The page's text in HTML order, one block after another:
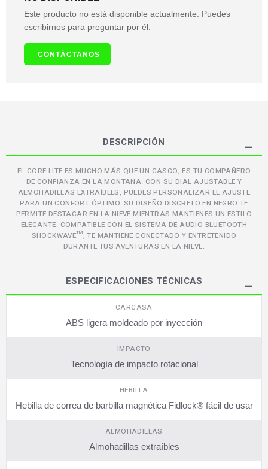
Este producto no está disponible actualmente. Puedes
escribirnos para preguntar por él.
CONTÁCTANOS
DESCRIPCIÓN
EL CORE LITE ES MUCHO MÁS QUE UN CASCO; ES TU COMPAÑERO
DE CONFIANZA EN LA MONTAÑA. CON SU DIAL AJUSTABLE Y
ALMOHADILLAS EXTRAÍBLES, PUEDES PERSONALIZAR EL AJUSTE
PARA UN CONFORT ÓPTIMO. SU DISEÑO DISCRETO EN NEGRO TE
PERMITE DESTACAR EN LA NIEVE MIENTRAS MANTIENES UN ESTILO
ELEGANTE. COMPATIBLE CON EL SISTEMA DE AUDIO BLUETOOTH
SHOCKWAVE™, TE MANTIENE CONECTADO Y ENTRETENIDO
DURANTE TUS AVENTURAS EN LA NIEVE.
ESPECIFICACIONES TÉCNICAS
CARCASA
ABS ligera moldeado por inyección
IMPACTO
Tecnología de impacto rotacional
HEBILLA
Hebilla de correa de barbilla magnética Fidlock® fácil de usar
ALMOHADILLAS
Almohadillas extraíbles